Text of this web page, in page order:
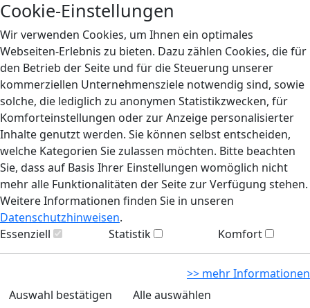
Cookie-Einstellungen
Wir verwenden Cookies, um Ihnen ein optimales
Webseiten-Erlebnis zu bieten. Dazu zählen Cookies, die für
den Betrieb der Seite und für die Steuerung unserer
kommerziellen Unternehmensziele notwendig sind, sowie
solche, die lediglich zu anonymen Statistikzwecken, für
Komforteinstellungen oder zur Anzeige personalisierter
Inhalte genutzt werden. Sie können selbst entscheiden,
welche Kategorien Sie zulassen möchten. Bitte beachten
Sie, dass auf Basis Ihrer Einstellungen womöglich nicht
mehr alle Funktionalitäten der Seite zur Verfügung stehen.
Weitere Informationen finden Sie in unseren
Datenschutzhinweisen.
Essenziell
Statistik Komfort
>> mehr Informationen
Auswahl bestätigen
Alle auswählen